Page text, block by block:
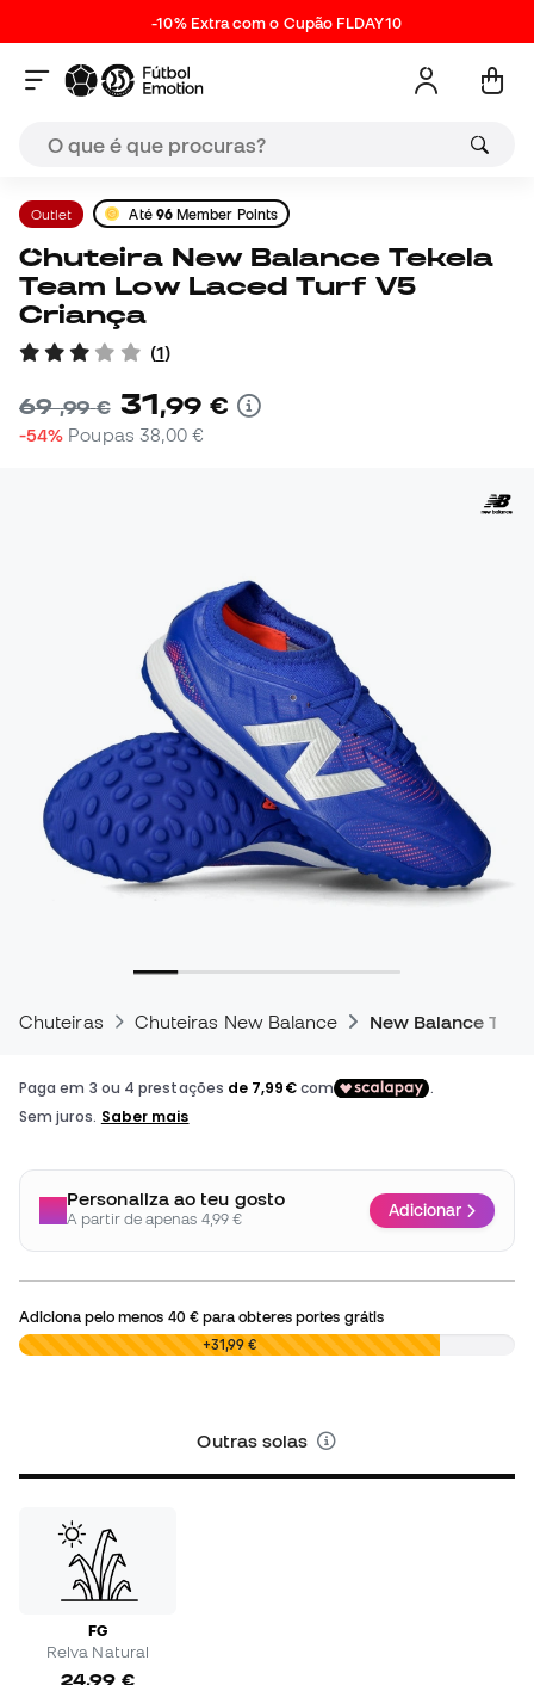
-10% Extra com o Cupão FLDAY10
Outlet Até 96Member Points
Chuteira New Balance Tekela
Team Low Laced Turf V5
Criança
(1)
69,99 € 31,99 €
-54% Poupas 38,00 €
Chuteiras Chuteiras New Balance New Balance
Personaliza ao teu gosto
A partir de apenas 4,99 € Adicionar
Adiciona pelo menos 40 €para obteres portes grátis
0,00 € +31,99 €
Outras solas
FG
Relva Natural
24,99 €